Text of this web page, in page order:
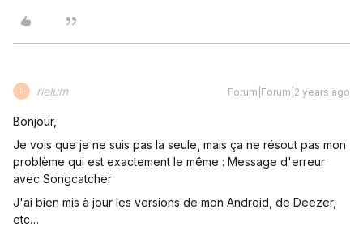
R rielum Forum|Forum|2 years ago
Bonjour,
Je vois que je ne suis pas la seule, mais ça ne résout pas mon
problème qui est exactement le même : Message d'erreur
avec Songcatcher
J'ai bien mis à jour les versions de mon Android, de Deezer,
etc…